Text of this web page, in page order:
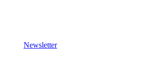
Newsletter